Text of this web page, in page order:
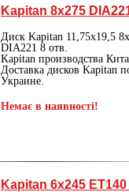
Kapitan 8х275
Диск Kapitan 11,75х19,5
DIA221 8 отв.
Kapitan производства
Доставка дисков Kapitan
Украине.
Немає в наявності!
Kapitan 6x245